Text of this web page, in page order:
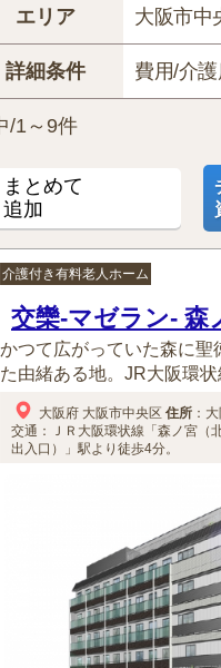
エリア 大阪市中
詳細条件 費用/介
/1～9件
まとめて
追加
介護付き有料老人ホーム
交欒-マゼラン- 森
かつて広がっていた森に聖
た由緒ある地。JR大阪環
大阪府 大阪市中央区 住所 ：
交通：ＪＲ大阪環状線「森ノ宮（
出入口）」駅より徒歩4分。